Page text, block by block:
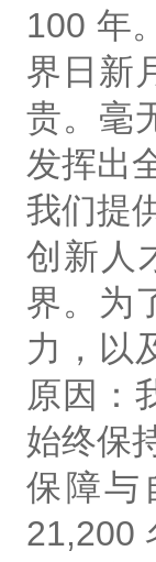
100 年
界日新
贵。毫
发挥出
我们提
创新人
界。为
力，以
原因：
始终保
保障与
21,200